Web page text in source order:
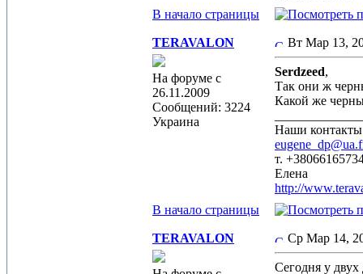
В начало страницы
TERAVALON
На форуме с
26.11.2009
Сообщений: 3224
Украина
Вт Мар 13,
Serdzeed,
Так они ж
Какой же
Наши
т.
Елена
http://
В начало страницы
TERAVALON Ср Мар 14,
Сегодня у